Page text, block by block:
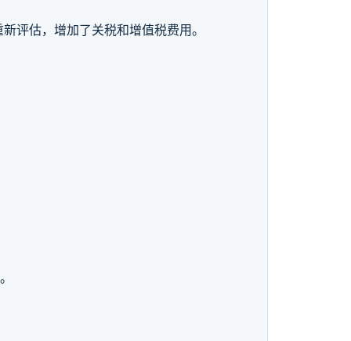
评估，增加了关税和增值税费用。